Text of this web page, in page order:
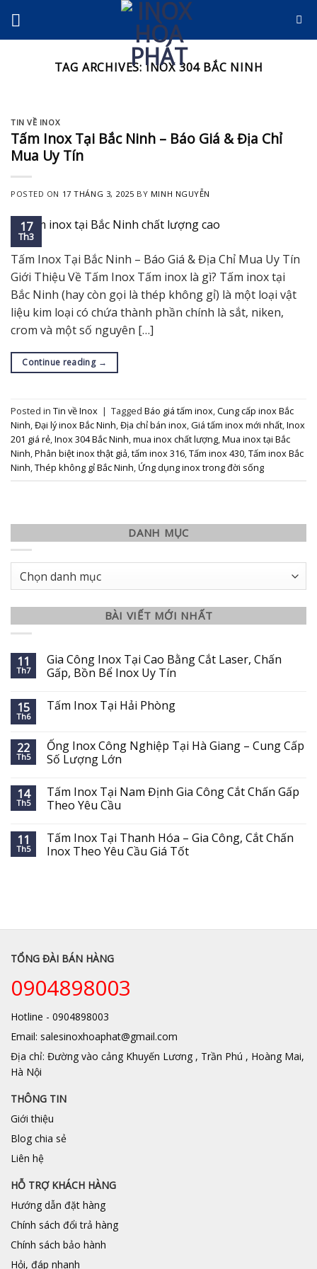
content
TAG ARCHIVES: INOX 304 BẮC NINH
TIN VỀ INOX
Tấm Inox Tại Bắc Ninh – Báo Giá & Địa Chỉ
Mua Uy Tín
POSTED ON 17 THÁNG 3, 2025 BY MINH NGUYỄN
17
Th3
Tấm Inox Tại Bắc Ninh – Báo Giá & Địa Chỉ Mua Uy Tín
Giới Thiệu Về Tấm Inox Tấm inox là gì? Tấm inox tại
Bắc Ninh (hay còn gọi là thép không gỉ) là một loại vật
liệu kim loại có chứa thành phần chính là sắt, niken,
crom và một số nguyên […]
Continue reading →
Posted in Tin về Inox | Tagged Báo giá tấm inox,Cung cấp inox Bắc
Ninh,Đại lý inox Bắc Ninh,Địa chỉ bán inox,Giá tấm inox mới nhất,Inox
201 giá rẻ,Inox 304 Bắc Ninh,mua inox chất lượng,Mua inox tại Bắc
Ninh,Phân biệt inox thật giả,tấm inox 316,Tấm inox 430,Tấm inox Bắc
Ninh,Thép không gỉ Bắc Ninh, Ứng dụng inox trong đời sống
DANH MỤC
Danh
mục
BÀI VIẾT MỚI NHẤT
11
Th7
Gia Công Inox Tại Cao Bằng Cắt Laser, Chấn
Gấp, Bồn Bể Inox Uy Tín
15
Th6
Tấm Inox Tại Hải Phòng
22
Th5
Ống Inox Công Nghiệp Tại Hà Giang – Cung Cấp
Số Lượng Lớn
14
Th5
Tấm Inox Tại Nam Định Gia Công Cắt Chấn Gấp
Theo Yêu Cầu
11
Th5
Tấm Inox Tại Thanh Hóa – Gia Công, Cắt Chấn
Inox Theo Yêu Cầu Giá Tốt
TỔNG ĐÀI BÁN HÀNG
0904898003
Hotline - 0904898003
Email: salesinoxhoaphat@gmail.com
Địa chỉ: Đường vào cảng Khuyến Lương , Trần Phú , Hoàng Mai,
Hà Nội
THÔNG TIN
Giới thiệu
Blog chia sẻ
Liên hệ
HỖ TRỢ KHÁCH HÀNG
Hướng dẫn đặt hàng
Chính sách đổi trả hàng
Chính sách bảo hành
Hỏi, đáp nhanh